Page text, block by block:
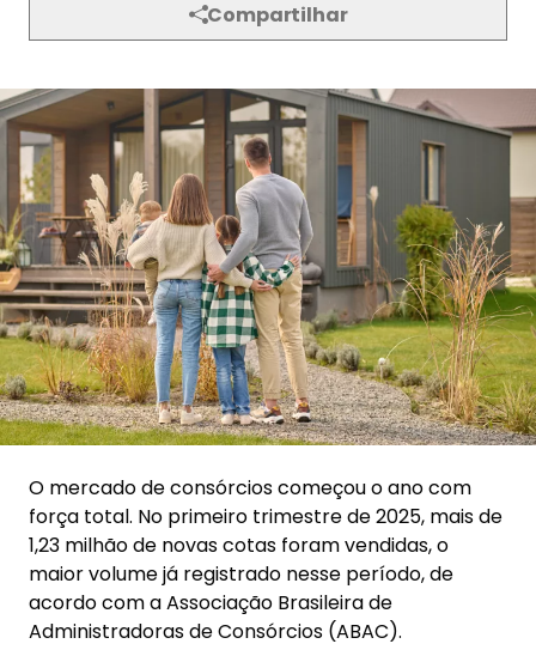
Compartilhar
O mercado de consórcios começou o ano com
força total. No primeiro trimestre de 2025, mais de
1,23 milhão de novas cotas foram vendidas, o
maior volume já registrado nesse período, de
acordo com a Associação Brasileira de
Administradoras de Consórcios (ABAC).